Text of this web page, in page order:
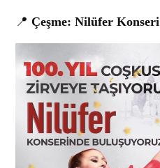
📍 Çeşme: Nilüfer Konseri